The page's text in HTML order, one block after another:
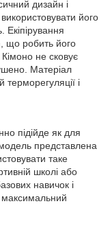
дизайн і
його
Екіпірування
що робить його
не сковує
Матеріал
і
підійде як для
представлена
таке
школі або
навичок і
максимальний